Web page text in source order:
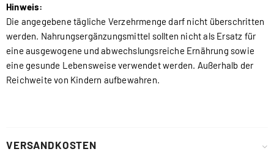
Hinweis:
Die angegebene tägliche Verzehrmenge darf nicht überschritten
werden. Nahrungsergänzungsmittel sollten nicht als Ersatz für
eine ausgewogene und abwechslungsreiche Ernährung sowie
eine gesunde Lebensweise verwendet werden. Außerhalb der
Reichweite von Kindern aufbewahren.
VERSANDKOSTEN